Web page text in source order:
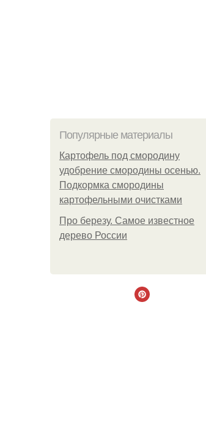
Популярные материалы
Картофель под смородину
удобрение смородины осенью.
Подкормка смородины
картофельными очистками
Про березу. Самое известное
дерево России